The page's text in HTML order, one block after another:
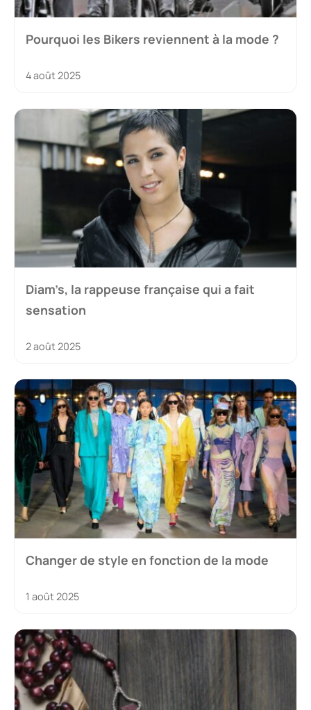
Pourquoi les Bikers reviennent à la mode ?
4 août 2025
Diam’s, la rappeuse française qui a fait
sensation
2 août 2025
Changer de style en fonction de la mode
1 août 2025